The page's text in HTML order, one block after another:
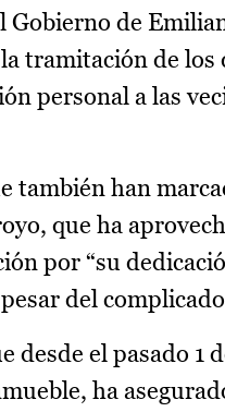
Gobierno de
tramitación de
personal a las
han
que ha
por “su
del
desde el pasado 1
ha